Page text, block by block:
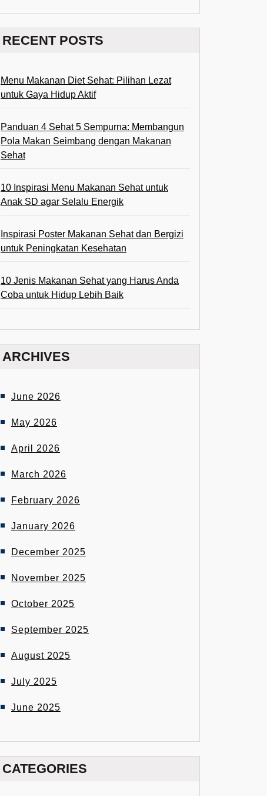
RECENT POSTS
Menu Makanan Diet Sehat: Pilihan Lezat
untuk Gaya Hidup Aktif
Panduan 4 Sehat 5 Sempurna: Membangun
Pola Makan Seimbang dengan Makanan
Sehat
10 Inspirasi Menu Makanan Sehat untuk
Anak SD agar Selalu Energik
Inspirasi Poster Makanan Sehat dan Bergizi
untuk Peningkatan Kesehatan
10 Jenis Makanan Sehat yang Harus Anda
Coba untuk Hidup Lebih Baik
ARCHIVES
June 2026
May 2026
April 2026
March 2026
February 2026
January 2026
December 2025
November 2025
October 2025
September 2025
August 2025
July 2025
June 2025
CATEGORIES